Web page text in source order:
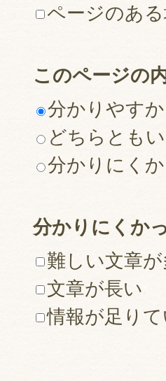
ページのあ
このページの
分かりやす
どちらとも
分かりにく
分かりにくか
難しい文章
文章が長い
情報が足り